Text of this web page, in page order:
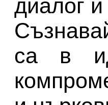
диалог
са в